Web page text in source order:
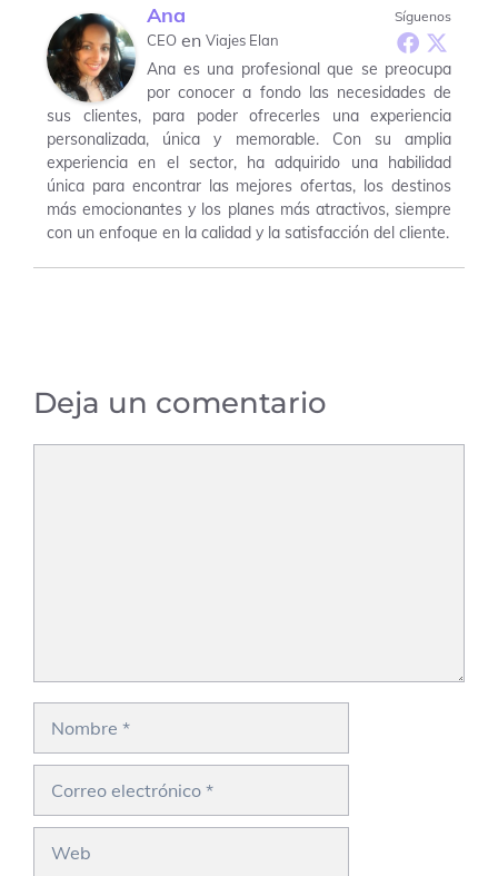
Síguenos
Ana
CEO en Viajes Elan
Ana es una profesional que se preocupa
por conocer a fondo las necesidades de
sus clientes, para poder ofrecerles una experiencia
personalizada, única y memorable. Con su amplia
experiencia en el sector, ha adquirido una habilidad
única para encontrar las mejores ofertas, los destinos
más emocionantes y los planes más atractivos, siempre
con un enfoque en la calidad y la satisfacción del cliente.
Deja un comentario